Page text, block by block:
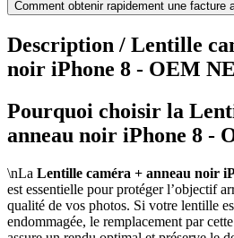
Comment obtenir rapidement une facture
Description / Lentille
noir iPhone 8 - OEM
Pourquoi choisir la
anneau noir iPhone 8 -
\nLa Lentille caméra + anneau noir
est essentielle pour protéger l’objectif
qualité de vos photos. Si votre lentille
endommagée, le remplacement par cette